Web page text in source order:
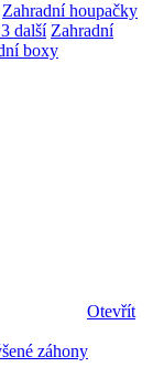
Zahradní houpačky
další Zahradní
boxy
Otevřít
záhony